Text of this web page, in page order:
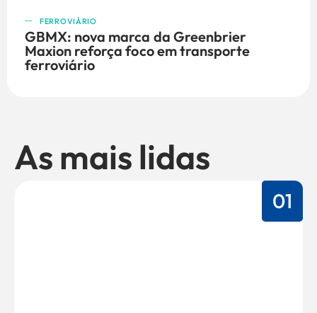
FERROVIÁRIO
GBMX: nova marca da Greenbrier
Maxion reforça foco em transporte
ferroviário
As mais lidas
01